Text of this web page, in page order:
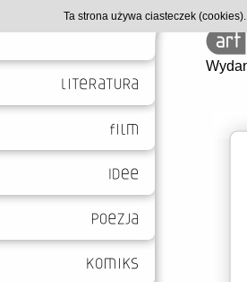
Ta strona używa ciasteczek